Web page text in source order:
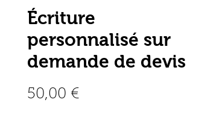
Écriture
personnalisé sur
demande de devis
50,00 €